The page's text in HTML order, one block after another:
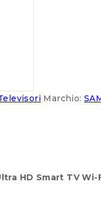
Marchio:
HD Smart TV Wi-